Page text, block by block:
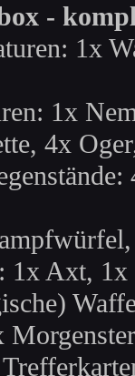
-
1x
1x
4x
1x Axt,